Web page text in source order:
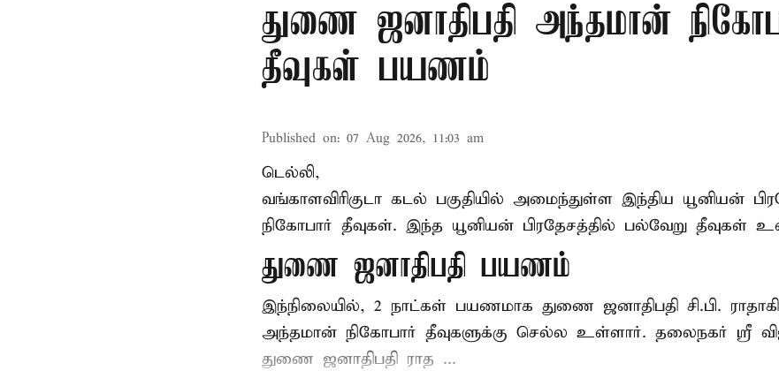
துணை ஜனாதிபதி அந்தமான்
தீவுகள் பயணம்
Published on: 07 Aug 2026, 11:03 am
டெல்லி,
வங்காளவிரிகுடா கடல் பகுதியில் அமைந்துள்ள இந்திய யூனியன்
நிகோபார் தீவுகள். இந்த யூனியன் பிரதேசத்தில் பல்வேறு தீவுகள்
துணை ஜனாதிபதி பயணம்
இந்நிலையில், 2 நாட்கள் பயணமாக துணை ஜனாதிபதி சி.பி.
அந்தமான் நிகோபார் தீவுகளுக்கு செல்ல உள்ளார். தலைநகர் ஸ்ரீ
துணை ஜனாதிபதி ராத ...